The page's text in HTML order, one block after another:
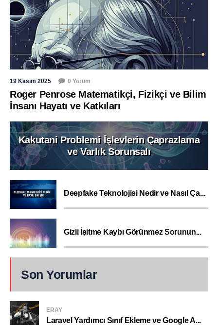
19 Kasım 2025 0 Yorum
Roger Penrose Matematikçi, Fizikçi ve Bilim
İnsanı Hayatı ve Katkıları
Kakutani Problemi İşlevlerin Çaprazlama
ve Varlık Sorunsalı
Deepfake Teknolojisi Nedir ve Nasıl Ça...
Gizli İşitme Kaybı Görünmez Sorunun...
Son Yorumlar
ERAY
Laravel Yardımcı Sınıf Ekleme ve Google A...